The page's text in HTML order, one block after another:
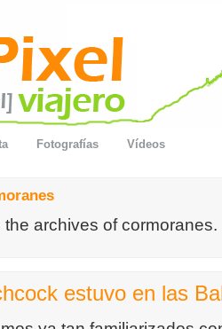
Fotografías Vídeos
archives of cormoranes.
estuvo en las